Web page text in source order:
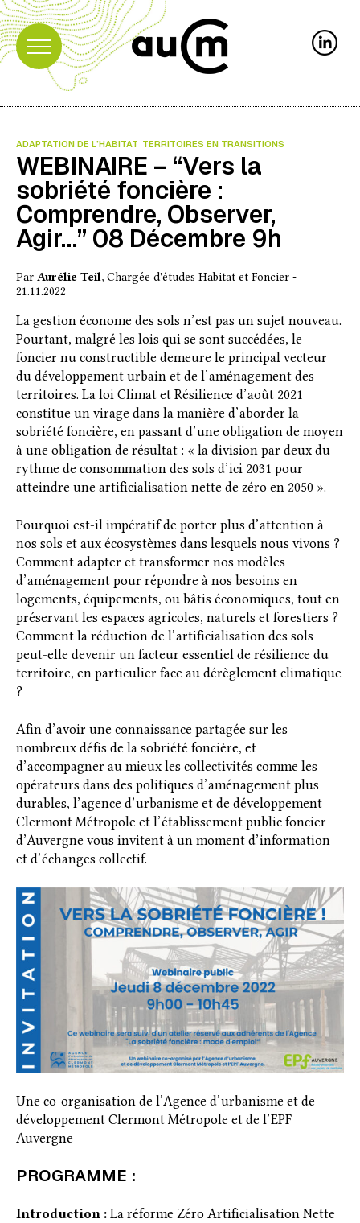
ADAPTATION DE L’HABITAT TERRITOIRES EN TRANSITIONS
WEBINAIRE – “Vers la
sobriété foncière :
Comprendre, Observer,
Agir…” 08 Décembre 9h
Par Aurélie Teil, Chargée d'études Habitat et Foncier -
21.11.2022
La gestion économe des sols n’est pas un sujet nouveau.
Pourtant, malgré les lois qui se sont succédées, le
foncier nu constructible demeure le principal vecteur
du développement urbain et de l’aménagement des
territoires. La loi Climat et Résilience d’août 2021
constitue un virage dans la manière d’aborder la
sobriété foncière, en passant d’une obligation de moyen
à une obligation de résultat : « la division par deux du
rythme de consommation des sols d’ici 2031 pour
atteindre une artificialisation nette de zéro en 2050 ».
Pourquoi est-il impératif de porter plus d’attention à
nos sols et aux écosystèmes dans lesquels nous vivons ?
Comment adapter et transformer nos modèles
d’aménagement pour répondre à nos besoins en
logements, équipements, ou bâtis économiques, tout en
préservant les espaces agricoles, naturels et forestiers ?
Comment la réduction de l’artificialisation des sols
peut-elle devenir un facteur essentiel de résilience du
territoire, en particulier face au dérèglement climatique
?
Afin d’avoir une connaissance partagée sur les
nombreux défis de la sobriété foncière, et
d’accompagner au mieux les collectivités comme les
opérateurs dans des politiques d’aménagement plus
durables, l’agence d’urbanisme et de développement
Clermont Métropole et l’établissement public foncier
d’Auvergne vous invitent à un moment d’information
et d’échanges collectif.
Une co-organisation de l’Agence d’urbanisme et de
développement Clermont Métropole et de l’EPF
Auvergne
PROGRAMME :
Introduction : La réforme Zéro Artificialisation Nette